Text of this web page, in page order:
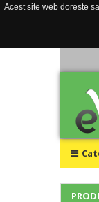
Acest site web doreste